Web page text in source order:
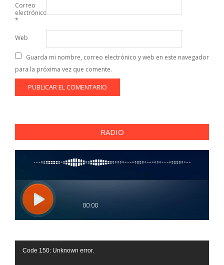
Correo
electrónico
*
Web
Guarda mi nombre, correo electrónico y web en este navegador
para la próxima vez que comente.
RADIO
Reproductor
Code 150: Unknown error.